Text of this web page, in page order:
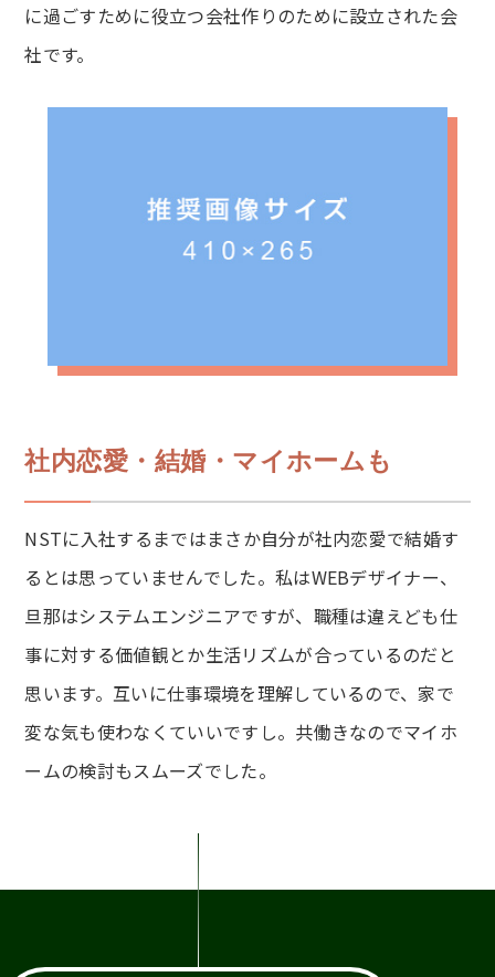
に過ごすために役立つ会社作りのために設立された会
社です。
社内恋愛・結婚・マイホームも
NSTに入社するまではまさか自分が社内恋愛で結婚す
るとは思っていませんでした。私はWEBデザイナー、
旦那はシステムエンジニアですが、職種は違えども仕
事に対する価値観とか生活リズムが合っているのだと
思います。互いに仕事環境を理解しているので、家で
変な気も使わなくていいですし。共働きなのでマイホ
ームの検討もスムーズでした。